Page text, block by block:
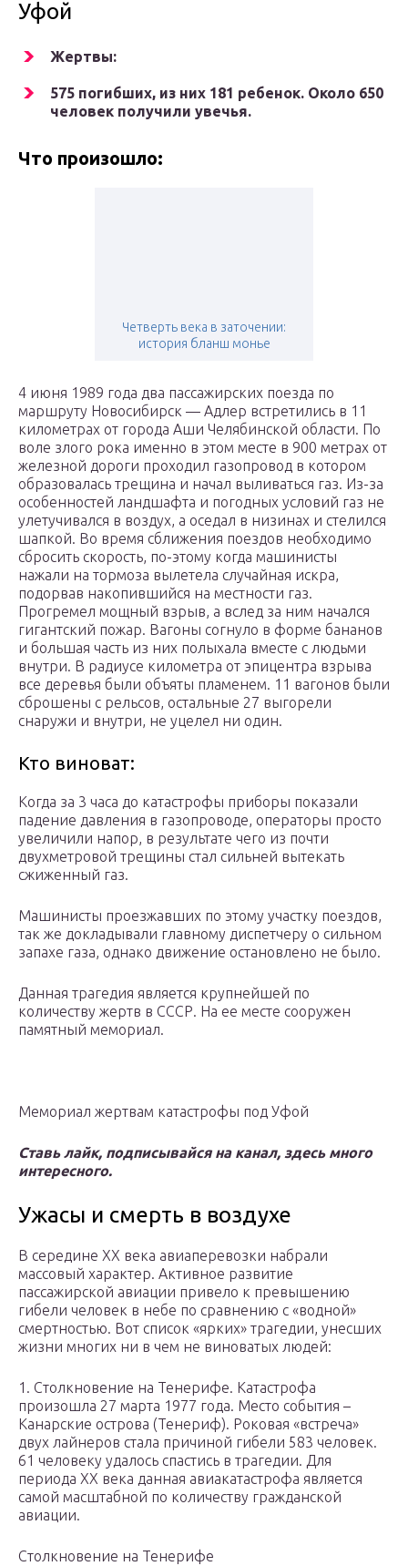
Уфой
Жертвы:
575 погибших, из них 181 ребенок. Около 650
человек получили увечья.
Что произошло:
Четверть века в заточении:
история бланш монье
4 июня 1989 года два пассажирских поезда по
маршруту Новосибирск — Адлер встретились в 11
километрах от города Аши Челябинской области. По
воле злого рока именно в этом месте в 900 метрах от
железной дороги проходил газопровод в котором
образовалась трещина и начал выливаться газ. Из-за
особенностей ландшафта и погодных условий газ не
улетучивался в воздух, а оседал в низинах и стелился
шапкой. Во время сближения поездов необходимо
сбросить скорость, по-этому когда машинисты
нажали на тормоза вылетела случайная искра,
подорвав накопившийся на местности газ.
Прогремел мощный взрыв, а вслед за ним начался
гигантский пожар. Вагоны согнуло в форме бананов
и большая часть из них полыхала вместе с людьми
внутри. В радиусе километра от эпицентра взрыва
все деревья были объяты пламенем. 11 вагонов были
сброшены с рельсов, остальные 27 выгорели
снаружи и внутри, не уцелел ни один.
Кто виноват:
Когда за 3 часа до катастрофы приборы показали
падение давления в газопроводе, операторы просто
увеличили напор, в результате чего из почти
двухметровой трещины стал сильней вытекать
сжиженный газ.
Машинисты проезжавших по этому участку поездов,
так же докладывали главному диспетчеру о сильном
запахе газа, однако движение остановлено не было.
Данная трагедия является крупнейшей по
количеству жертв в СССР. На ее месте сооружен
памятный мемориал.
Мемориал жертвам катастрофы под Уфой
Ставь лайк, подписывайся на канал, здесь много
интересного.
Ужасы и смерть в воздухе
В середине ХХ века авиаперевозки набрали
массовый характер. Активное развитие
пассажирской авиации привело к превышению
гибели человек в небе по сравнению с «водной»
смертностью. Вот список «ярких» трагедии, унесших
жизни многих ни в чем не виноватых людей:
1. Столкновение на Тенерифе. Катастрофа
произошла 27 марта 1977 года. Место события –
Канарские острова (Тенериф). Роковая «встреча»
двух лайнеров стала причиной гибели 583 человек.
61 человеку удалось спастись в трагедии. Для
периода ХХ века данная авиакатастрофа является
самой масштабной по количеству гражданской
авиации.
Столкновение на Тенерифе